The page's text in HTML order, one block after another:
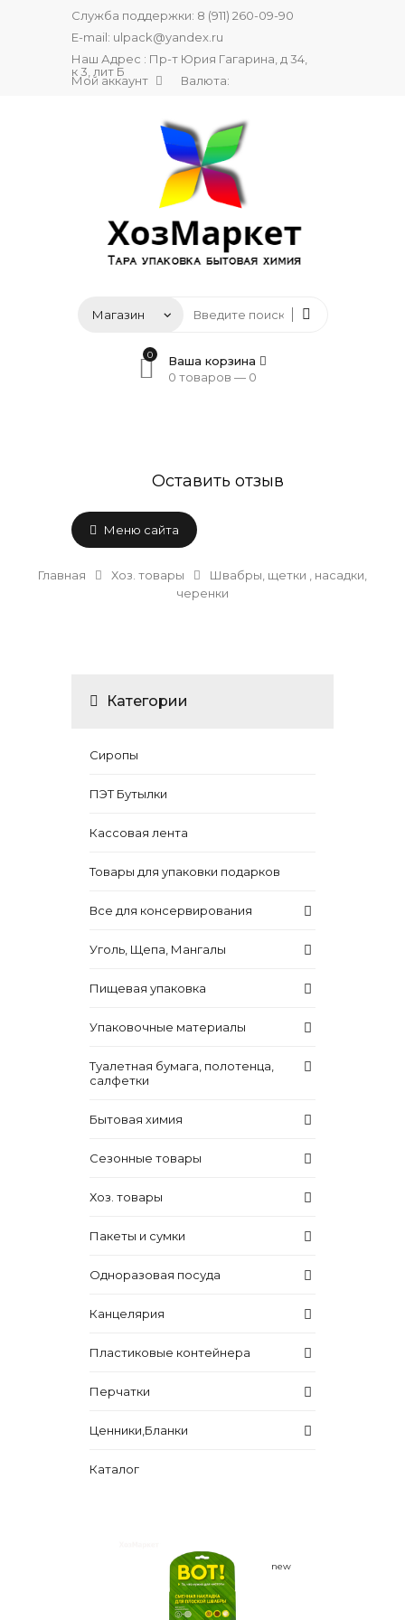
Служба поддержки: 8 (911) 260-09-90
E-mail: ulpack@yandex.ru
Наш Адрес : Пр-т Юрия Гагарина, д 34,
к 3, лит Б
Мой аккаунт Валюта:
0
Ваша корзина
0 товаров — 0
Оставить отзыв
Меню сайта
Главная Хоз. товары
Швабры, щетки , насадки,
черенки
Категории
Сиропы
ПЭТ Бутылки
Кассовая лента
Товары для упаковки подарков
Все для консервирования
Уголь, Щепа, Мангалы
Пищевая упаковка
Упаковочные материалы
Туалетная бумага, полотенца,
салфетки
Бытовая химия
Сезонные товары
Хоз. товары
Пакеты и сумки
Одноразовая посуда
Канцелярия
Пластиковые контейнера
Перчатки
Ценники,Бланки
Каталог
new